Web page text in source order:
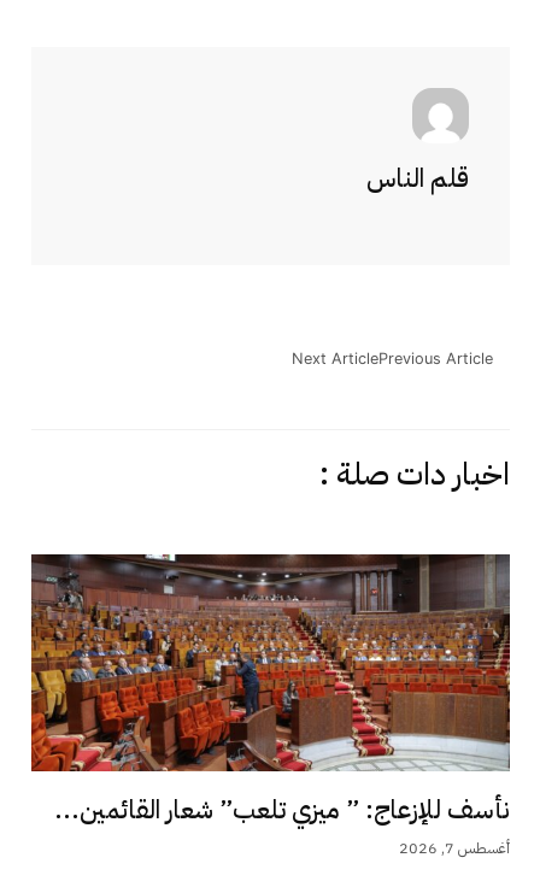
قلم الناس
Previous Article
Next Article
اخبار دات صلة :
نأسف للإزعاج: ” ميزي تلعب” شعار القائمين...
أغسطس 7, 2026